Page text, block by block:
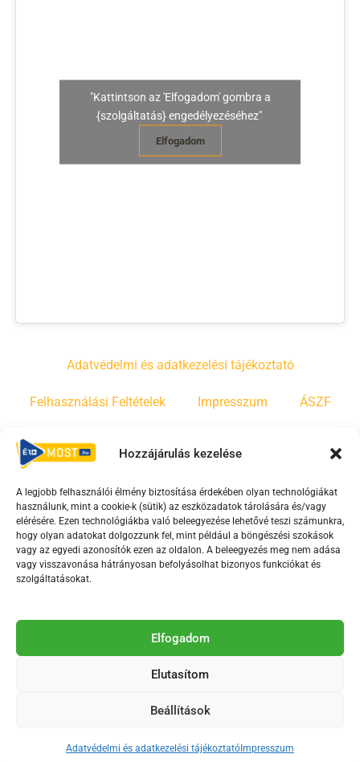
Hozzájárulás kezelése
A legjobb felhasználói élmény biztosítása érdekében olyan technológiákat
használunk, mint a cookie-k (sütik) az eszközadatok tárolására és/vagy
elérésére. Ezen technológiákba való beleegyezése lehetővé teszi számunkra,
hogy olyan adatokat dolgozzunk fel, mint például a böngészési szokások
vagy az egyedi azonosítók ezen az oldalon. A beleegyezés meg nem adása
vagy visszavonása hátrányosan befolyásolhat bizonyos funkciókat és
szolgáltatásokat.
Elfogadom
Elutasítom
Beállítások
Adatvédelmi és adatkezelési tájékoztató Impresszum
"Kattintson az 'Elfogadom' gombra a
{szolgáltatás} engedélyezéséhez"
Elfogadom
Adatvédelmi és adatkezelési tájékoztató
Felhasználási Feltételek Impresszum ÁSZF
Irányelvek
F
a
c
e
b
o
-
Y
o
u
t
u
e
s
r
T
i
k
t
Az Érd Média médiaszolgáltatási tevékenységét a
Médiatanács a Magyar Média Mecenatúra program
2018-2026. © Minden jog fenntartva, Érd Megyei Jogú Város